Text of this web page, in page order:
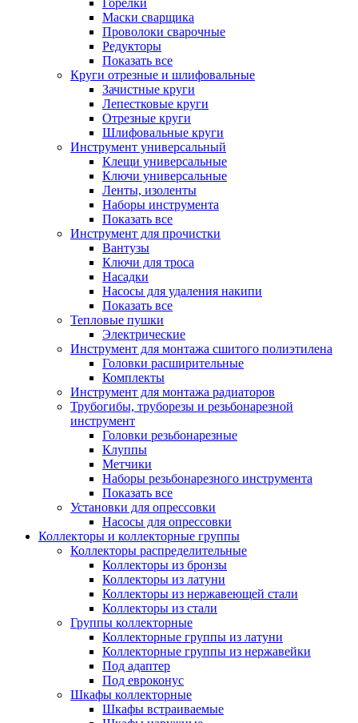
Горелки
Маски сварщика
Проволоки сварочные
Редукторы
Показать все
Круги отрезные и шлифовальные
Зачистные круги
Лепестковые круги
Отрезные круги
Шлифовальные круги
Инструмент универсальный
Клещи универсальные
Ключи универсальные
Ленты, изоленты
Наборы инструмента
Показать все
Инструмент для прочистки
Вантузы
Ключи для троса
Насадки
Насосы для удаления накипи
Показать все
Тепловые пушки
Электрические
Инструмент для монтажа сшитого полиэтилена
Головки расширительные
Комплекты
Инструмент для монтажа радиаторов
Трубогибы, труборезы и резьбонарезной
инструмент
Головки резьбонарезные
Клуппы
Метчики
Наборы резьбонарезного инструмента
Показать все
Установки для опрессовки
Насосы для опрессовки
Коллекторы и коллекторные группы
Коллекторы распределительные
Коллекторы из бронзы
Коллекторы из латуни
Коллекторы из нержавеющей стали
Коллекторы из стали
Группы коллекторные
Коллекторные группы из латуни
Коллекторные группы из нержавейки
Под адаптер
Под евроконус
Шкафы коллекторные
Шкафы встраиваемые